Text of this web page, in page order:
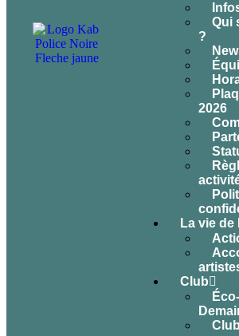
Qui
?
2026
La vie de
Club